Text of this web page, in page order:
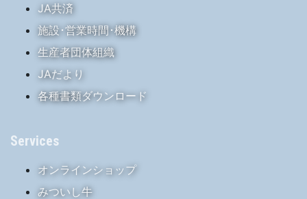
JA共済
施設･営業時間･機構
生産者団体組織
JAだより
各種書類ダウンロード
Services
オンラインショップ
みついし牛